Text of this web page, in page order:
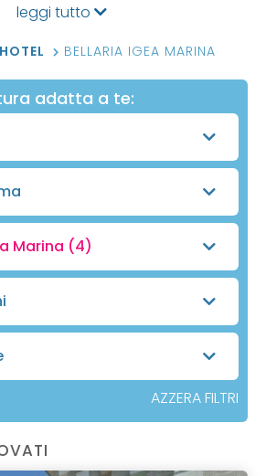
leggi tutto
HOTEL BELLARIA IGEA MARINA
adatta a te:
Marina (4)
AZZERA FILTRI